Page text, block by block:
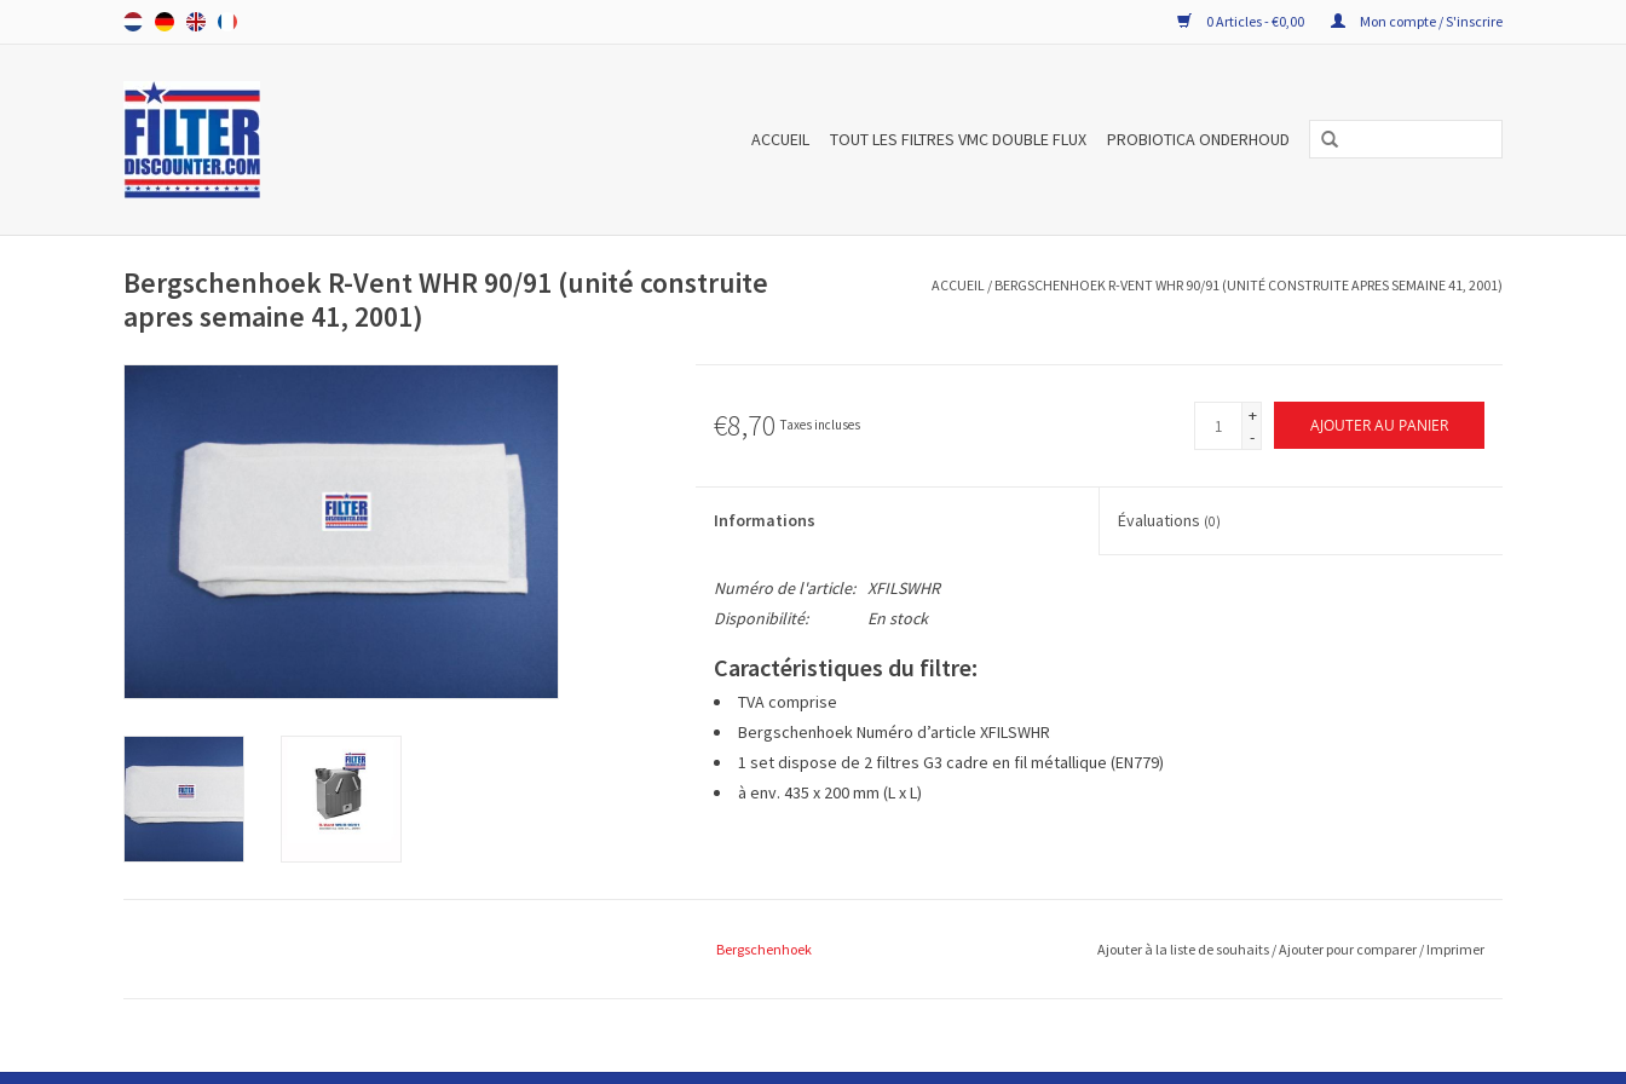
0 Articles - €0,00 Mon compte / S'inscrire
ACCUEIL TOUT LES FILTRES VMC DOUBLE FLUX PROBIOTICA ONDERHOUD
Bergschenhoek R-Vent WHR 90/91 (unité construite
apres semaine 41, 2001)
ACCUEIL / BERGSCHENHOEK R-VENT WHR 90/91 (UNITÉ CONSTRUITE APRES SEMAINE 41, 2001)
€8,70 Taxes incluses
+
-
AJOUTER AU PANIER
Informations Évaluations (0)
Numéro de l'article: XFILSWHR
Disponibilité:
En stock
Caractéristiques du filtre:
TVA comprise
Bergschenhoek Numéro d’article XFILSWHR
1 set dispose de 2 filtres G3 cadre en fil métallique (EN779)
à env. 435 x 200 mm (L x L)
Bergschenhoek Ajouter à la liste de souhaits /Ajouter pour comparer / Imprimer